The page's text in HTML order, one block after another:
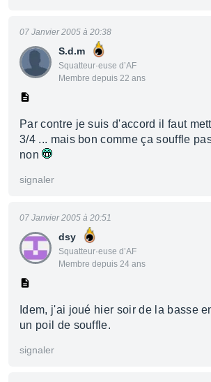
S.d.m
Squatteur·euse d’AF
Membre depuis 22 ans
07 Janvier 2005 à 20:38
Par contre je suis d'accord il faut
3/4 ... mais bon comme ça souffle
non
signaler
dsy
Squatteur·euse d’AF
Membre depuis 24 ans
07 Janvier 2005 à 20:51
Idem, j'ai joué hier soir de la basse
un poil de souffle.
signaler